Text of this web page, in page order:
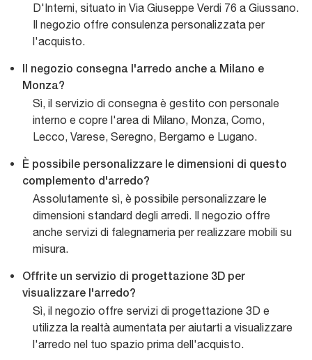
D'Interni, situato in Via Giuseppe Verdi 76 a Giussano.
Il negozio offre consulenza personalizzata per
l'acquisto.
Il negozio consegna l'arredo anche a Milano e
Monza?
Sì, il servizio di consegna è gestito con personale
interno e copre l'area di Milano, Monza, Como,
Lecco, Varese, Seregno, Bergamo e Lugano.
È possibile personalizzare le dimensioni di questo
complemento d'arredo?
Assolutamente sì, è possibile personalizzare le
dimensioni standard degli arredi. Il negozio offre
anche servizi di falegnameria per realizzare mobili su
misura.
Offrite un servizio di progettazione 3D per
visualizzare l'arredo?
Sì, il negozio offre servizi di progettazione 3D e
utilizza la realtà aumentata per aiutarti a visualizzare
l'arredo nel tuo spazio prima dell'acquisto.